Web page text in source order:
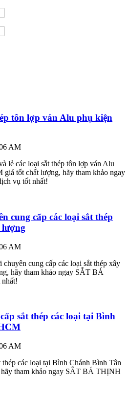
tôn lợp ván Alu phụ kiện
AM
lẻ các loại sắt thép tôn lợp ván Alu
giá tốt chất lượng, hãy tham khảo ngay
vụ tốt nhất!
cung cấp các loại sắt thép
lượng
AM
cung cấp các loại sắt thép xây
hãy tham khảo ngay SẮT BÁ
sắt thép các loại tại Bình
AM
các loại tại Bình Chánh Bình Tân
tham khảo ngay SẮT BÁ THỊNH